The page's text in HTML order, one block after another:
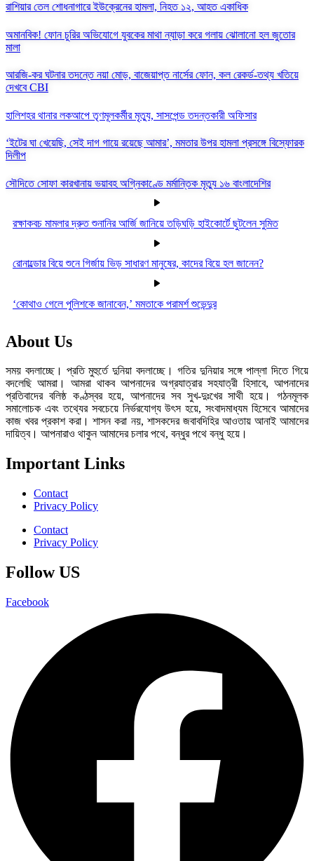
রাশিয়ার তেল শোধনাগারে ইউক্রেনের হামলা, নিহত ১২, আহত একাধিক
অমানবিক! ফোন চুরির অভিযোগে যুবকের মাথা ন্যাড়া করে গলায় ঝোলানো হল জুতোর
মালা
আরজি-কর ঘটনার তদন্তে নয়া মোড়, বাজেয়াপ্ত নার্সের ফোন, কল রেকর্ড-তথ্য খতিয়ে
দেখবে CBI
হালিশহর থানার লকআপে তৃণমূলকর্মীর মৃত্যু, সাসপেন্ড তদন্তকারী অফিসার
‘ইটের ঘা খেয়েছি, সেই দাগ গায়ে রয়েছে আমার’, মমতার উপর হামলা প্রসঙ্গে বিস্ফোরক
দিলীপ
সৌদিতে সোফা কারখানায় ভয়াবহ অগ্নিকাণ্ডে মর্মান্তিক মৃত্যু ১৬ বাংলাদেশির
রক্ষাকবচ মামলার দ্রুত শুনানির আর্জি জানিয়ে তড়িঘড়ি হাইকোর্টে ছুটলেন সুমিত
রোনাল্ডোর বিয়ে শুনে গির্জায় ভিড় সাধারণ মানুষের, কাদের বিয়ে হল জানেন?
‘কোথাও গেলে পুলিশকে জানাবেন,’ মমতাকে পরামর্শ শুভেন্দুর
About Us
সময় বদলাচ্ছে। প্রতি মুহুর্তে দুনিয়া বদলাচ্ছে। গতির দুনিয়ার সঙ্গে পাল্লা দিতে গিয়ে
বদলেছি আমরা। আমরা থাকব আপনাদের অগ্রযাত্রার সহযাত্রী হিসাবে, আপনাদের
প্রতিবাদের বলিষ্ঠ কণ্ঠস্বর হয়ে, আপনাদের সব সুখ-দুঃখের সাথী হয়ে। গঠনমূলক
সমালোচক এবং তথ্যের সবচেয়ে নির্ভরযোগ্য উ‍ৎস হয়ে, সংবাদমাধ্যম হিসেবে আমাদের
কাজ খবর প্রকাশ করা। শাসন করা নয়, শাসকদের জবাবদিহির আওতায় আনাই আমাদের
দায়িত্ব। আপনারাও থাকুন আমাদের চলার পথে, বন্ধুর পথে বন্ধু হয়ে।
Important Links
Contact
Privacy Policy
Contact
Privacy Policy
Follow US
Facebook